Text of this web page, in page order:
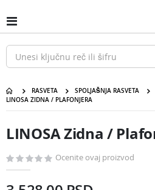
na
sadržaj
Uključi
/
isključi
Nav
RASVETA SPOLJAŠNJA RASVETA
LINOSA ZIDNA / PLAFONJERA
galerije
LINOSA Zidna /
početak
galerije
LINOSA Zidna /
Ocenite ovaj proizvod